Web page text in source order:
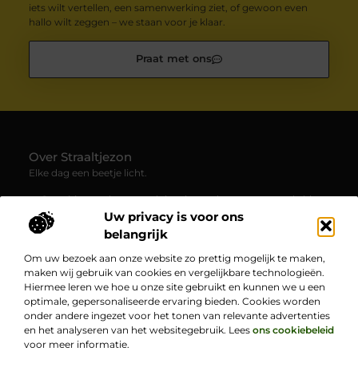
Uw privacy is voor ons
belangrijk
Om uw bezoek aan onze website zo prettig mogelijk te maken,
maken wij gebruik van cookies en vergelijkbare technologieën.
Hiermee leren we hoe u onze site gebruikt en kunnen we u een
optimale, gepersonaliseerde ervaring bieden. Cookies worden
onder andere ingezet voor het tonen van relevante advertenties
en het analyseren van het websitegebruik. Lees ons cookiebeleid
voor meer informatie.
iets wilt vertellen, een samenwerking ziet, of gewoon even
hallo wilt zeggen – we staan voor je klaar.
Praat met ons
Over Straaltjezon
Elke dag een beetje licht.
— Straaltjezon.nl verzamelt inspirerende en verrassende blogs
en artikelen over allerlei facetten van het dagelijks leven. Een
plek waar je nieuwe inzichten en positieve verhalen ontdekt.
Bericht categorie
Onze informatie